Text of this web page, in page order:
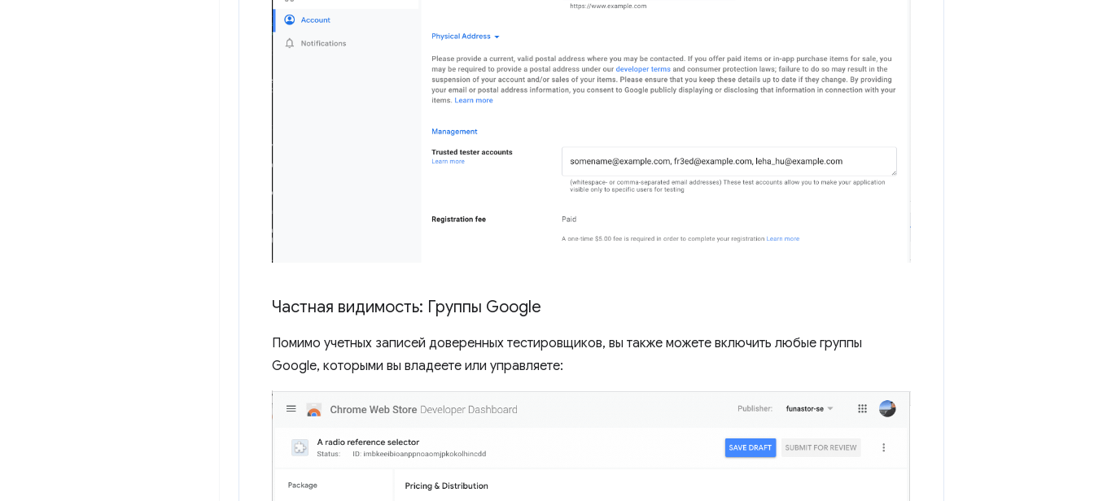
Частная видимость: Группы Google
Помимо учетных записей доверенных тестировщиков, вы также можете включить любые группы
Google, которыми вы владеете или управляете: